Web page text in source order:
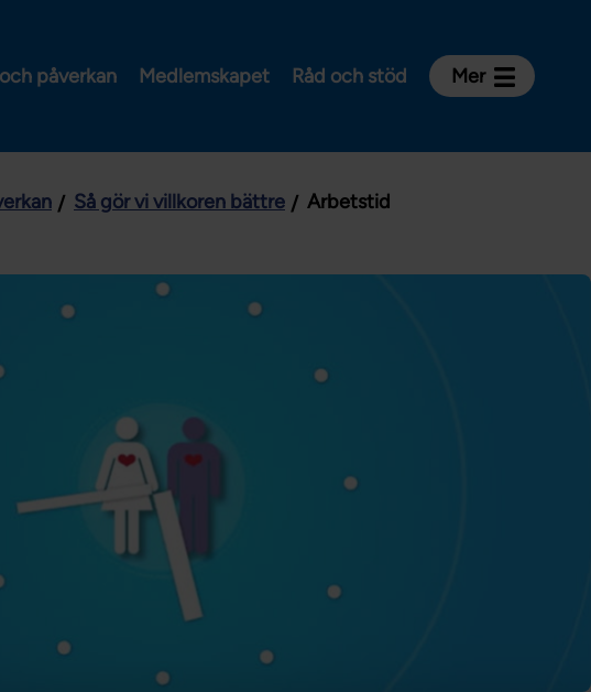
påverkan Medlemskapet Råd och stöd Mer
Om Vårdförbundet
Aktiviteter och utbildningar
Sjuksköterska
Så gör vi villkoren bättre Arbetstid